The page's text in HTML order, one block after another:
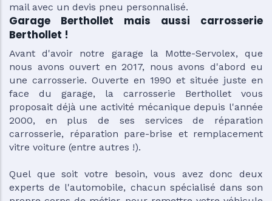
mail avec un devis pneu personnalisé.
Garage Berthollet mais aussi carrosserie
Berthollet !
Avant d'avoir notre garage la Motte-Servolex, que
nous avons ouvert en 2017, nous avons d'abord eu
une carrosserie. Ouverte en 1990 et située juste en
face du garage, la carrosserie Berthollet vous
proposait déjà une activité mécanique depuis l'année
2000, en plus de ses services de réparation
carrosserie, réparation pare-brise et remplacement
vitre voiture (entre autres !).
Quel que soit votre besoin, vous avez donc deux
experts de l'automobile, chacun spécialisé dans son